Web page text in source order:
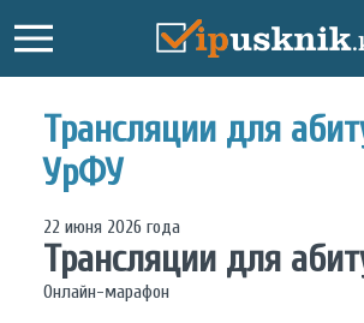
Трансляции для
УрФУ
22 июня 2026 года
Трансляции для
Онлайн-марафон